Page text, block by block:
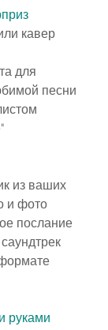
кавер
для
песни
из ваших
и фото
послание
руками